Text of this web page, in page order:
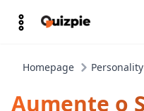
Homepage Personality
Aumente o